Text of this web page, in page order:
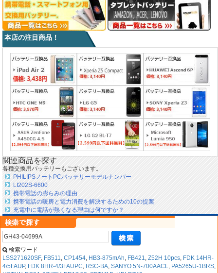
本店の注目商品！
関連商品を探す
各種交換用バッテリーもございます。
PHILIPSノートPCバッテリーモデルナンバー
LI202S-6600
携帯電話の膨らみの理由
携帯電話の暖房と電力消費を解決するための10の提案
充電中に電話が熱くなる理由は何ですか？
検索ワード
LSS271620SF, FB511 CP1454 HB3-875mAh FB421 Z52H 10pcs FDK 14HR-
4/5FAUP, FDK 8HR-4/3FAUPC RSC-BA SANYO 5N-700AACL PA5265U-1BRS